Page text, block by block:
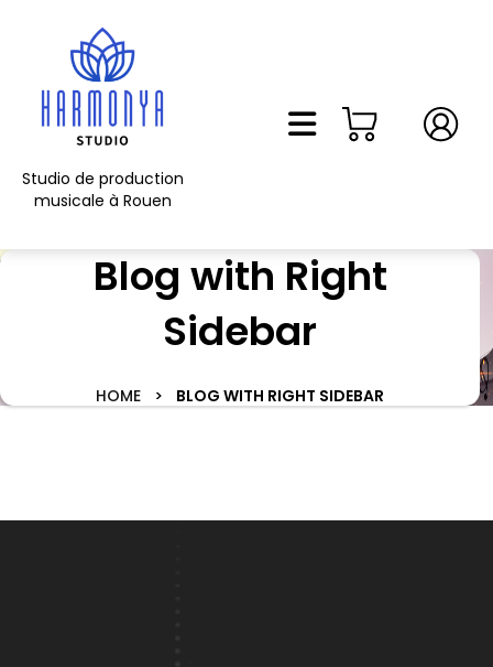
Studio de production
musicale à Rouen
Blog with Right
Sidebar
HOME > BLOG WITH RIGHT SIDEBAR